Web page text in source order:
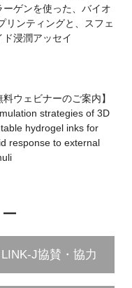
ーゲンを使った、バイオ
リンティングと、スフェ
ド浸潤アッセイ
料ウェビナーのご案内】
strategies of 3D
hydrogel inks for
response to external
LINK-J協賛・協力